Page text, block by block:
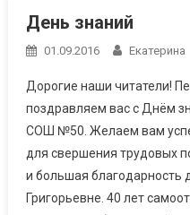
День знаний
01.09.2016 Екатерина
Дорогие наши читатели!
поздравляем вас с Днём
СОШ №50. Желаем вам
для свершения трудовых
и большая благодарность
Григорьевне. 40 лет